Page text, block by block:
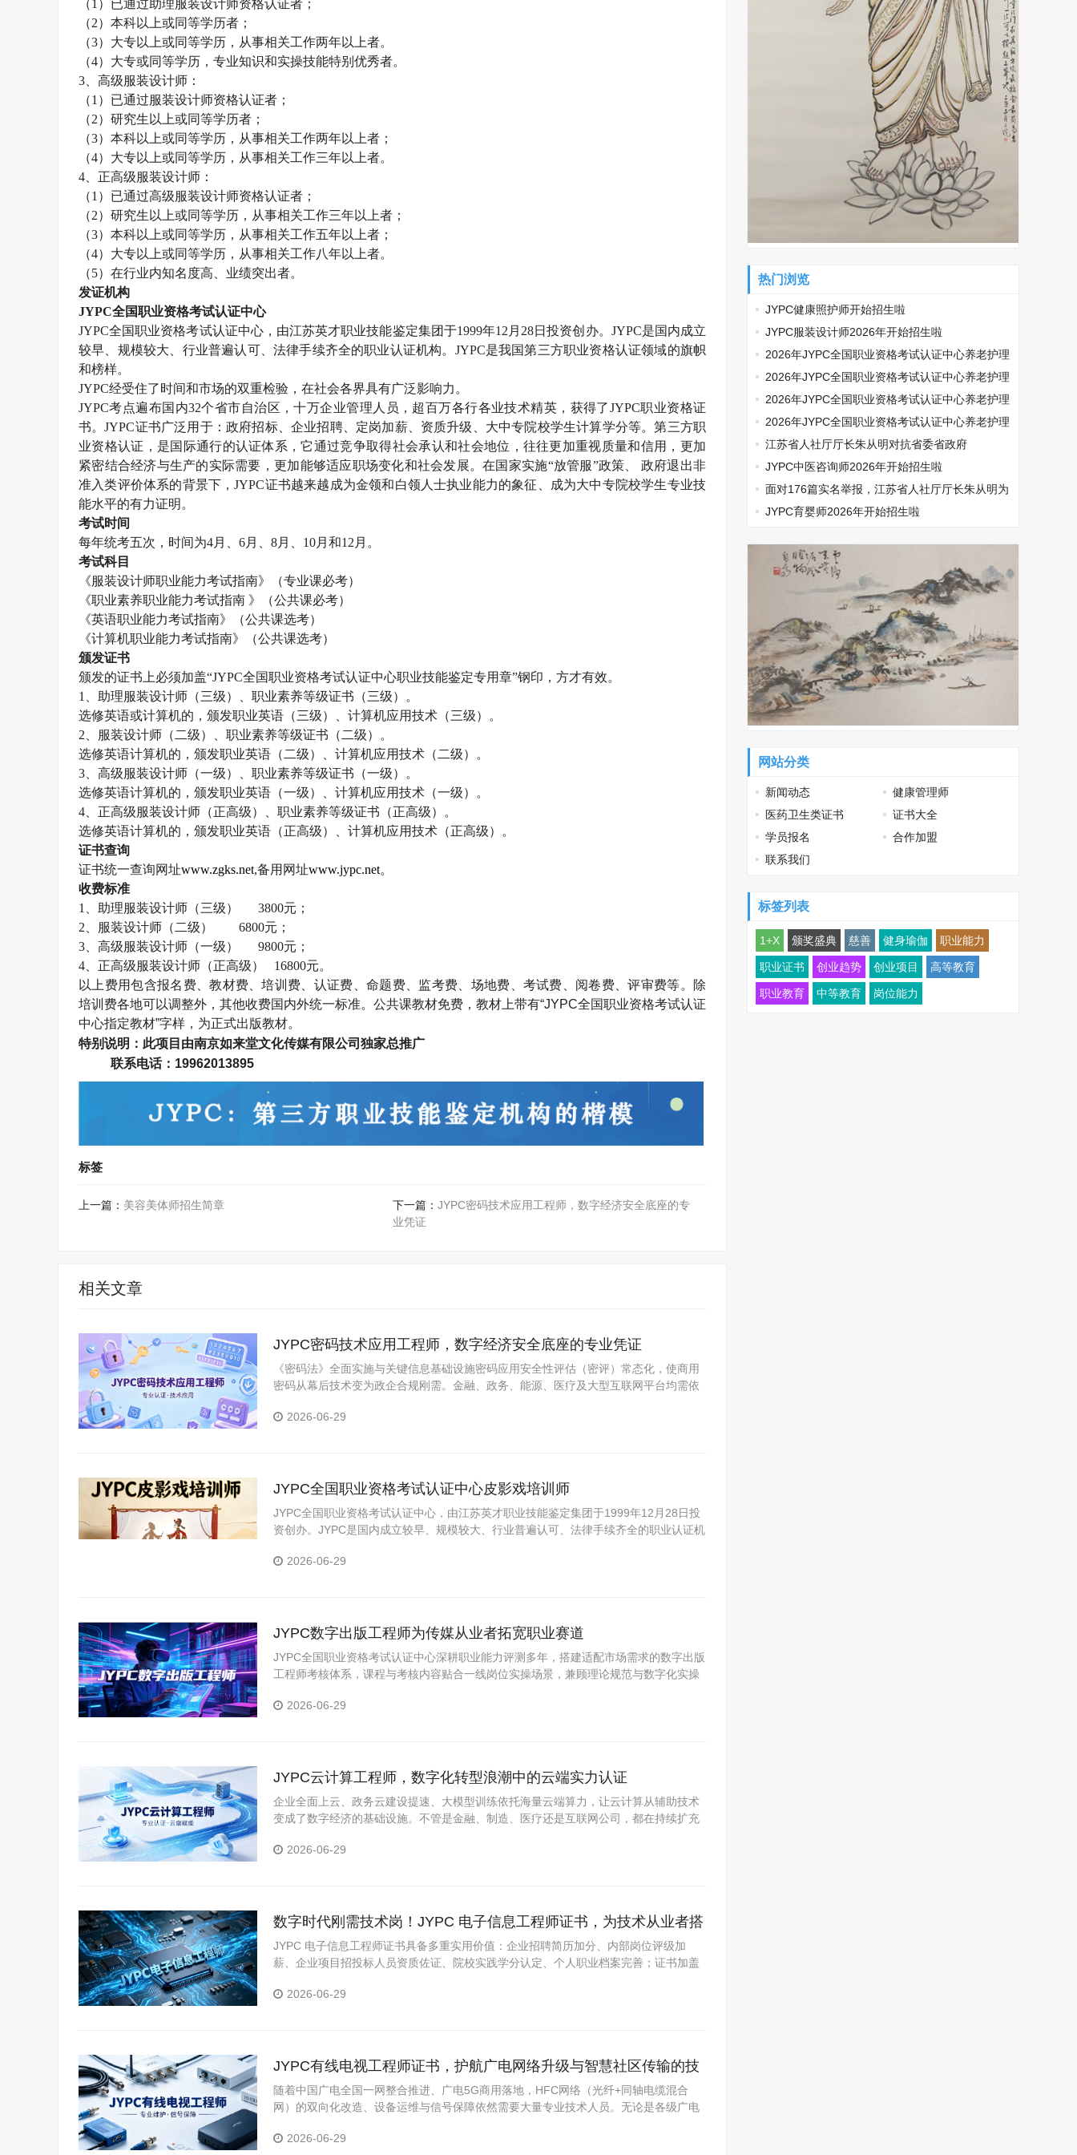
（ 1 ）已通过助理服装设计师资格认证者；
（2）本科以上或同等学历者；
（3）大专以上或同等学历，从事相关工作两年以上者。
（4）大专或同等学历，专业知识和实操技能特别优秀者。
3 、高级服装设计师：
（1 ）已通过服装设计师资格认证者；
（2）研究生以上或同等学历者；
（3）本科以上或同等学历，从事相关工作两年以上者；
（4）大专以上或同等学历，从事相关工作三年以上者。
4 、正高级服装设计师：
（1 ）已通过高级服装设计师资格认证者；
（2）研究生以上或同等学历，从事相关工作三年以上者；
（3）本科以上或同等学历，从事相关工作五年以上者；
（4）大专以上或同等学历，从事相关工作八年以上者。
（5）在行业内知名度高、业绩突出者。
发证机构
JYPC全国职业资格考试认证中心
JYPC全国职业资格考试认证中心，由江苏英才职业技能鉴定集团于1999年12 月 28日投资创办。 JYPC是国内成立
较早、规模较大、行业普遍认可、法律手续齐全的职业认证机构。 JYPC是我国第三方职业资格认证领域的旗帜
和榜样。
JYPC经受住了时间和市场的双重检验，在社会各界具有广泛影响力。
JYPC考点遍布国内32个省市自治区，十万企业管理人员，超百万各行各业技术精英，获得了JYPC职业资格证
书。JYPC证书广泛用于：政府招标、企业招聘、定岗加薪、资质升级、大中专院校学生计算学分等。第三方职
业资格认证，是国际通行的认证体系，它通过竞争取得社会承认和社会地位，往往更加重视质量和信用，更加
紧密结合经济与生产的实际需要，更加能够适应职场变化和社会发展。在国家实施“放管服”政策、 政府退出非
准入类评价体系的背景下，JYPC证书越来越成为金领和白领人士执业能力的象征、成为大中专院校学生专业技
能水平的有力证明。
考试时间
每年统考五次，时间为4月、 6月、 8月、 10月和12 月。
考试科目
《服装设计师职业能力考试指南》（专业课必考）
《职业素养职业能力考试指南 》（公共课必考）
《英语职业能力考试指南》（公共课选考）
《计算机职业能力考试指南》（公共课选考）
颁发证书
颁发的证书上必须加盖“JYPC全国职业资格考试认证中心职业技能鉴定专用章”钢印，方才有效。
1
、助理服装设计师（三级）、职业素养等级证书（三级）。
选修英语或计算机的，颁发职业英语（三级）、计算机应用技术（三级）。
2 、服装设计师（二级）、职业素养等级证书（二级）。
选修英语计算机的，颁发职业英语（二级）、计算机应用技术（二级）。
3 、高级服装设计师（一级）、职业素养等级证书（一级）。
选修英语计算机的，颁发职业英语（一级）、计算机应用技术（一级）。
4 、正高级服装设计师（正高级）、职业素养等级证书（正高级）。
选修英语计算机的，颁发职业英语（正高级）、计算机应用技术（正高级）。
证书查询
证书统一查询网址www.zgks.net,备用网址www.jypc.net。
收费标准
1
、助理服装设计师（三级） 3800元；
2 、服装设计师（二级） 6800元；
3 、高级服装设计师（一级） 9800元；
4 、正高级服装设计师（正高级） 16800元。
以上费用包含报名费、教材费、培训费、认证费、命题费、监考费、场地费、考试费、阅卷费、评审费等。除
培训费各地可以调整外，其他收费国内外统一标准。公共课教材免费，教材上带有“JYPC全国职业资格考试认证
中心指定教材”字样，为正式出版教材。
特别说明：此项目由南京如来堂文化传媒有限公司独家总推广
联系电话： 19962013895
标签
上一篇： 美容美体师招生简章 下一篇： JYPC密码技术应用工程师，数字经济安全底座的专
业凭证
相关文章
JYPC密码技术应用工程师，数字经济安全底座的专业凭证
《密码法》全面实施与关键信息基础设施密码应用安全性评估（密评）常态化，使商用
密码从幕后技术变为政企合规刚需。金融、政务、能源、医疗及大型互联网平台均需依
升的技术赛道。
2026-06-29
JYPC全国职业资格考试认证中心皮影戏培训师
JYPC全国职业资格考试认证中心，由江苏英才职业技能鉴定集团于1999年12月28日投
资创办。JYPC是国内成立较早、规模较大、行业普遍认可、法律手续齐全的职业认证机
2026-06-29
JYPC数字出版工程师为传媒从业者拓宽职业赛道
JYPC全国职业资格考试认证中心深耕职业能力评测多年，搭建适配市场需求的数字出版
工程师考核体系，课程与考核内容贴合一线岗位实操场景，兼顾理论规范与数字化实操
2026-06-29
JYPC云计算工程师，数字化转型浪潮中的云端实力认证
企业全面上云、政务云建设提速、大模型训练依托海量云端算力，让云计算从辅助技术
变成了数字经济的基础设施。不管是金融、制造、医疗还是互联网公司，都在持续扩充
长的需求窗口期。
2026-06-29
数字时代刚需技术岗！JYPC 电子信息工程师证书，为技术从业者搭
建职业上升通道
JYPC 电子信息工程师证书具备多重实用价值：企业招聘简历加分、内部岗位评级加
薪、企业项目招投标人员资质佐证、院校实践学分认定、个人职业档案完善；证书加盖
单位核验便捷。
2026-06-29
JYPC有线电视工程师证书，护航广电网络升级与智慧社区传输的技
术力量
随着中国广电全国一网整合推进、广电5G商用落地，HFC网络（光纤+同轴电缆混合
网）的双向化改造、设备运维与信号保障依然需要大量专业技术人员。无论是各级广电
理与实操技能的工程技术人才都有持续的用武之地。
2026-06-29
热门浏览
JYPC健康照护师开始招生啦
JYPC服装设计师2026年开始招生啦
2026年JYPC全国职业资格考试认证中心养老护理
师开始报名啦
2026年JYPC全国职业资格考试认证中心养老护理
师开始报名啦
2026年JYPC全国职业资格考试认证中心养老护理
师开始报名啦
2026年JYPC全国职业资格考试认证中心养老护理
师开始报名啦
江苏省人社厅厅长朱从明对抗省委省政府
JYPC中医咨询师2026年开始招生啦
面对176篇实名举报，江苏省人社厅厅长朱从明为
何选择沉默
JYPC育婴师2026年开始招生啦
网站分类
新闻动态
健康管理师
医药卫生类证书
证书大全
学员报名
合作加盟
联系我们
标签列表
1+X 颁奖盛典 慈善 健身瑜伽 职业能力
职业证书 创业趋势 创业项目 高等教育
职业教育 中等教育 岗位能力